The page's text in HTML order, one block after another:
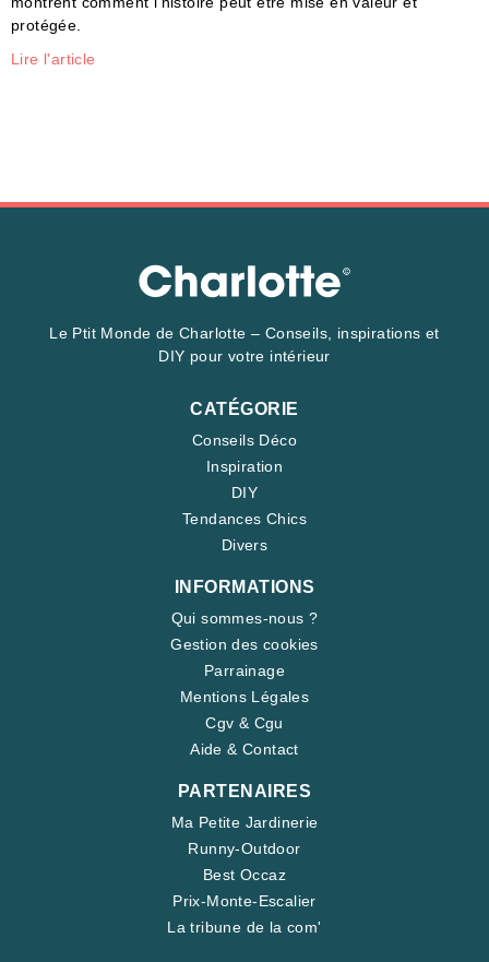
protégée.
Lire l'article
Le Ptit Monde de Charlotte – Conseils, inspirations et
DIY pour votre intérieur
CATÉGORIE
Conseils Déco
Inspiration
DIY
Tendances Chics
Divers
INFORMATIONS
Qui sommes-nous ?
Gestion des cookies
Parrainage
Mentions Légales
Cgv & Cgu
Aide & Contact
PARTENAIRES
Ma Petite Jardinerie
Runny-Outdoor
Best Occaz
Prix-Monte-Escalier
La tribune de la com'